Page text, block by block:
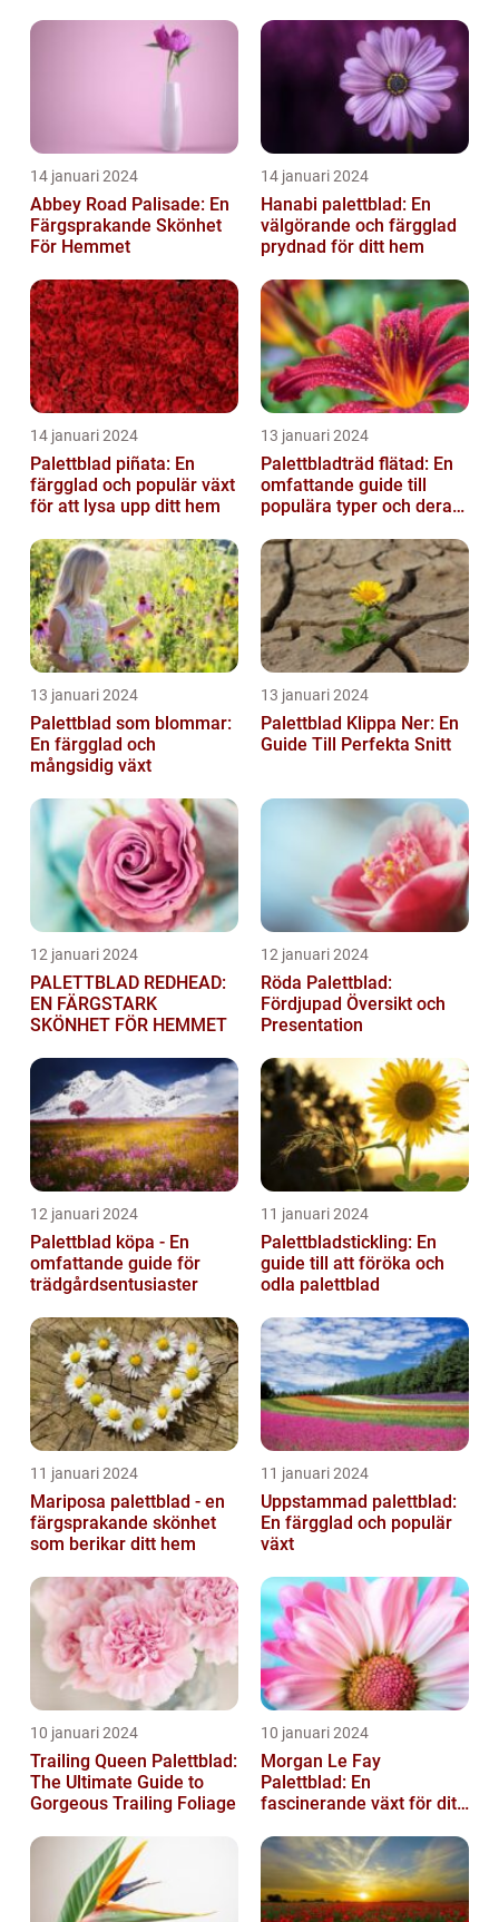
14 januari 2024
Abbey Road Palisade: En
Färgsprakande Skönhet
För Hemmet
14 januari 2024
Hanabi palettblad: En
välgörande och färgglad
prydnad för ditt hem
14 januari 2024
Palettblad piñata: En
färgglad och populär växt
för att lysa upp ditt hem
13 januari 2024
Palettbladträd flätad: En
omfattande guide till
populära typer och deras
13 januari 2024
Palettblad som blommar:
En färgglad och
mångsidig växt
13 januari 2024
Palettblad Klippa Ner: En
Guide Till Perfekta Snitt
12 januari 2024
PALETTBLAD REDHEAD:
EN FÄRGSTARK
SKÖNHET FÖR HEMMET
12 januari 2024
Röda Palettblad:
Fördjupad Översikt och
Presentation
12 januari 2024
Palettblad köpa - En
omfattande guide för
trädgårdsentusiaster
11 januari 2024
Palettbladstickling: En
guide till att föröka och
odla palettblad
11 januari 2024
Mariposa palettblad - en
färgsprakande skönhet
som berikar ditt hem
11 januari 2024
Uppstammad palettblad:
En färgglad och populär
växt
10 januari 2024
Trailing Queen Palettblad:
The Ultimate Guide to
Gorgeous Trailing Foliage
10 januari 2024
Morgan Le Fay
Palettblad: En
fascinerande växt för ditt